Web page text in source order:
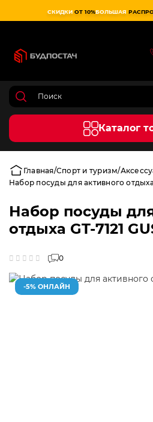
СКИДКИ ОТ 10%БОЛЬШАЯ
Каталог
Главная Спорт и туризм
Набор посуды для активного отдыха
Набор посуды
отдыха GT-7121
0
-5% ОНЛАЙН